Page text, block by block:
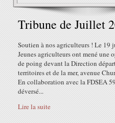
Tribune de Juillet
Soutien à nos agriculteurs ! Le 19
Jeunes agriculteurs ont mené une
de poing devant la Direction
territoires et de la mer, avenue
En collaboration avec la FDSEA
déversé...
Lire la suite